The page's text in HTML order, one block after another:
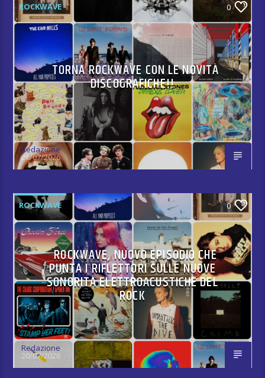
ROCKWAVE 0
TORNA ROCKWAVE CON LE NOVITÀ
DISCOGRAFICHE!!
Redazione
26/07/2026
ROCKWAVE 0
ROCKWAVE, NUOVO EPISODIO CHE
PUNTA I RIFLETTORI SULLE NUOVE
SONORITÀ ELETTROACUSTICHE DEL
ROCK
Redazione
20/07/2026